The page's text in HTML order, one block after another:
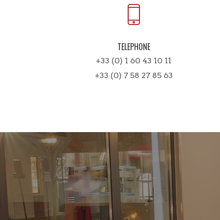
TELEPHONE
+33 (0) 1 60 43 10 11
+33 (0) 7 58 27 85 63